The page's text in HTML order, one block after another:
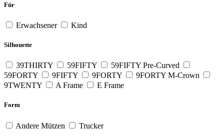
Für
Erwachsener Kind
Silhouette
39THIRTY 59FIFTY
59FIFTY Pre-Curved
59FORTY
9FIFTY 9FORTY
9FORTY M-Crown
9TWENTY
A Frame E Frame
Form
Andere Mützen Trucker